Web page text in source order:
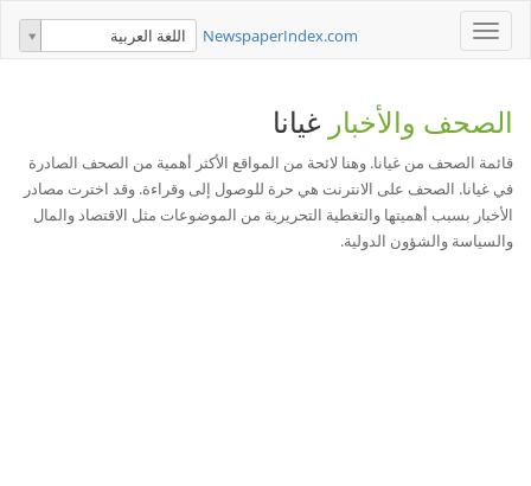
Toggle
navigation
NewspaperIndex.com اللغة العربية
الصحف والأخبار غيانا
قائمة الصحف من غيانا. وهنا لائحة من المواقع الأكثر أهمية من الصحف الصادرة
في غيانا. الصحف على الانترنت هي حرة للوصول إلى وقراءة. وقد اخترت مصادر
الأخبار بسبب أهميتها والتغطية التحريرية من الموضوعات مثل الاقتصاد والمال
والسياسة والشؤون الدولية.